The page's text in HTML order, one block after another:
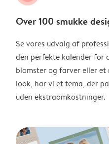
Over 100 smukke
Se vores udvalg af
den perfekte kalender for
blomster og farver eller et
look, har vi et tema, der
uden ekstraomkostninger.